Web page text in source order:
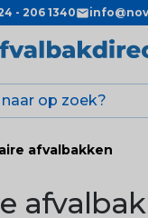
- 206 1340
afvalbakken